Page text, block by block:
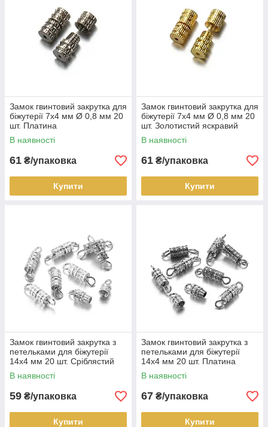
Замок гвинтовий закрутка для
біжутерії 7х4 мм Ø 0,8 мм 20
шт. Платина
В наявності
61 ₴/упаковка
Купити
Замок гвинтовий закрутка для
біжутерії 7х4 мм Ø 0,8 мм 20
шт. Золотистий яскравий
В наявності
61 ₴/упаковка
Купити
Замок гвинтовий закрутка з
петельками для біжутерії
14х4 мм 20 шт. Сріблястий
В наявності
59 ₴/упаковка
Купити
Замок гвинтовий закрутка з
петельками для біжутерії
14х4 мм 20 шт. Платина
В наявності
67 ₴/упаковка
Купити